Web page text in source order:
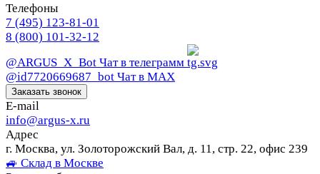
Телефоны
7 (495) 123-81-01
8 (800) 101-32-12
@ARGUS_X_Bot Чат в телеграмм
@id7720669687_bot Чат в МАХ
Заказать звонок
E-mail
info@argus-x.ru
Адрес
г. Москва, ул. Золоторожский Вал, д. 11, стр. 22, офис 239
🚙 Склад в Москве